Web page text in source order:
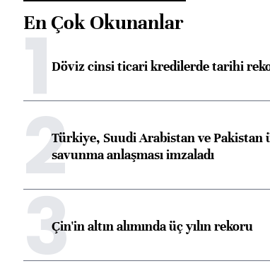
En Çok Okunanlar
1Döviz cinsi ticari kredilerde tarihi
2Türkiye, Suudi Arabistan ve Pakistan
savunma anlaşması imzaladı
3Çin'in altın alımında üç yılın rekoru